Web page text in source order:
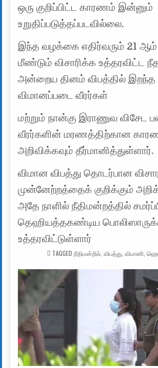
ஒரு குறிப்பிட்ட காரணம் இன்னும்
உறுதிப்படுத்தப்படவில்லை.
இந்த வழக்கை எதிர்வரும் 21 ஆம்
மீண்டும் விசாரிக்க உத்தரவிட்ட
அன்றைய தினம் விபத்தில்
விமானப்படை வீரர்கள்
மற்றும் நான்கு இராணுவ விசேட
வீரர்களின் மரணத்திற்கான
அறிவிக்கவும் தீர்மானித்துள்ளார்.
விமான விபத்து தொடர்பான
முன்னேற்றத்தைக் குறிக்கும்
அதே நாளில் நீதிமன்றத்தில்
தெஹியத்தகண்டிய
உத்தரவிட்டுள்ளார்
TAGGED நீதிமன்றில், விபத்து, விமானி